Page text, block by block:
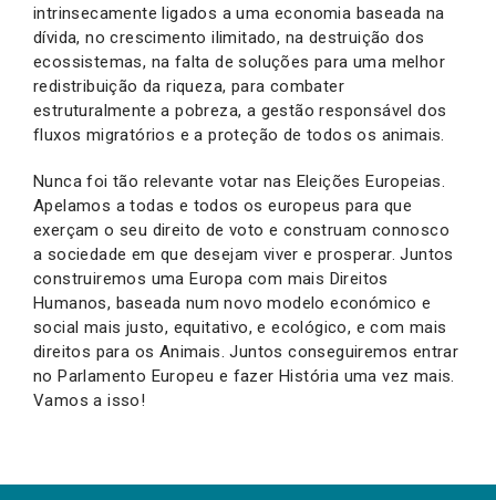
intrinsecamente ligados a uma economia baseada na
dívida, no crescimento ilimitado, na destruição dos
ecossistemas, na falta de soluções para uma melhor
redistribuição da riqueza, para combater
estruturalmente a pobreza, a gestão responsável dos
fluxos migratórios e a proteção de todos os animais.
Nunca foi tão relevante votar nas Eleições Europeias.
Apelamos a todas e todos os europeus para que
exerçam o seu direito de voto e construam connosco
a sociedade em que desejam viver e prosperar. Juntos
construiremos uma Europa com mais Direitos
Humanos, baseada num novo modelo económico e
social mais justo, equitativo, e ecológico, e com mais
direitos para os Animais. Juntos conseguiremos entrar
no Parlamento Europeu e fazer História uma vez mais.
Vamos a isso!